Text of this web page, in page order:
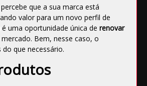
que a sua marca está
valor para um novo perfil de
é uma oportunidade única de renovar
Bem, nesse caso, o
que necessário.